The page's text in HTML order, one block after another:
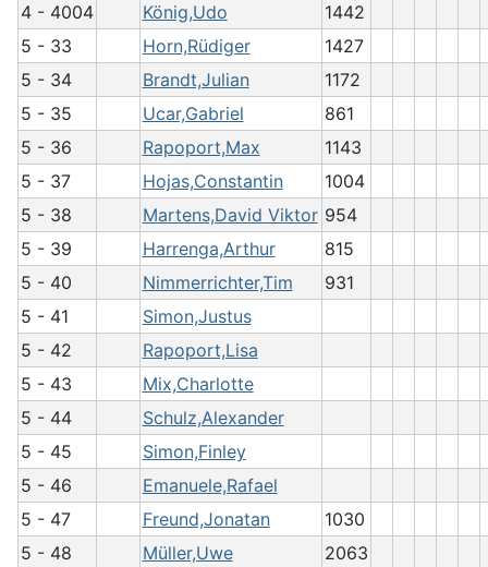
4 - 4004
König,Udo
1442
5 - 33
Horn,Rüdiger
1427
5 - 34
Brandt,Julian
1172
5 - 35
Ucar,Gabriel
861
5 - 36
Rapoport,Max
1143
5 - 37
Hojas,Constantin
1004
5 - 38
Martens,David Viktor 954
5 - 39
Harrenga,Arthur
815
5 - 40
Nimmerrichter,Tim
931
5 - 41
Simon,Justus
5 - 42
Rapoport,Lisa
5 - 43
Mix,Charlotte
5 - 44
Schulz,Alexander
5 - 45
Simon,Finley
5 - 46
Emanuele,Rafael
5 - 47
Freund,Jonatan
1030
5 - 48
Müller,Uwe 2063